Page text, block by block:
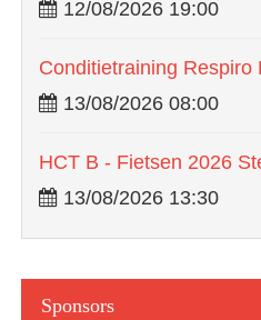
12/08/2026 19:00
Conditietraining Respiro
13/08/2026 08:00
HCT B - Fietsen 2026
13/08/2026 13:30
Sponsors